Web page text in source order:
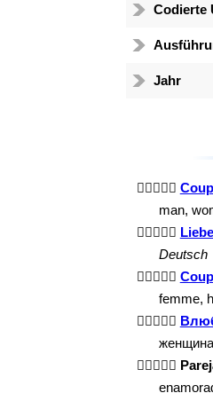
Codierte
Jahr
👩🏻‍❤️‍👨🏻
man,
👩🏻‍❤️‍👨🏻
Deutsch
👩🏻‍❤️‍👨🏻
femme,
👩🏻‍❤️‍👨🏻
👩🏻‍❤️‍👨🏻